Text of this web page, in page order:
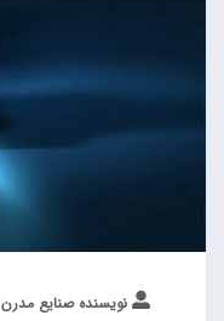
نویسنده صنایع مدرن